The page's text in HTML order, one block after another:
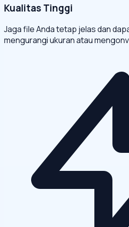
Kualitas Tinggi
Jaga file Anda tetap jelas dan
mengurangi ukuran atau